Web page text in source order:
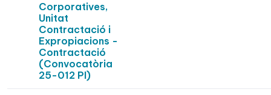
Corporatives,
Unitat
Contractació i
Expropiacions -
Contractació
(Convocatòria
25-012 PI)